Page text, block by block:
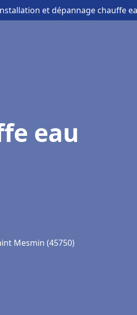
et dépannage chauffe
eau
Mesmin (45750)